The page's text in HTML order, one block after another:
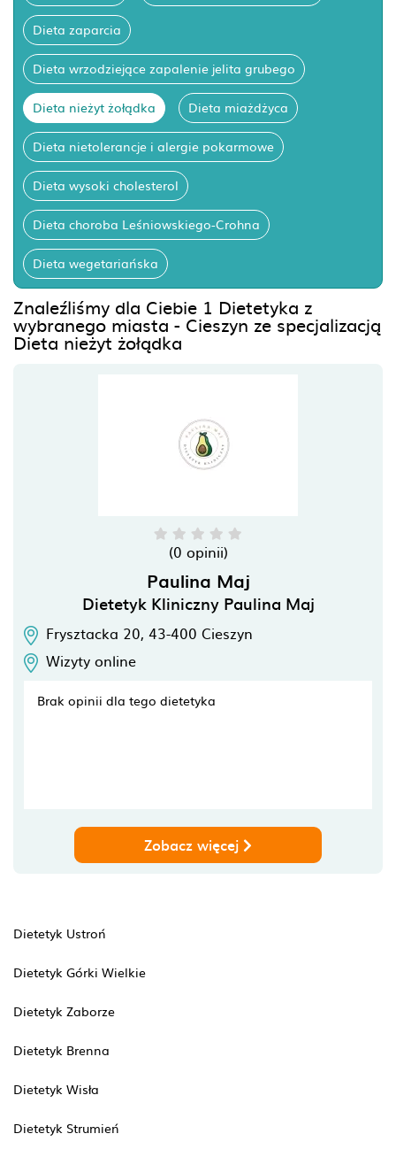
Dieta zaparcia
Dieta wrzodziejące zapalenie jelita grubego
Dieta nieżyt żołądka Dieta miażdżyca
Dieta nietolerancje i alergie pokarmowe
Dieta wysoki cholesterol
Dieta choroba Leśniowskiego-Crohna
Dieta wegetariańska
Znaleźliśmy dla Ciebie 1 Dietetyka z
wybranego miasta - Cieszyn ze specjalizacją
Dieta nieżyt żołądka
(0 opinii)
Paulina Maj
Dietetyk Kliniczny Paulina Maj
Frysztacka 20, 43-400 Cieszyn
Wizyty online
Brak opinii dla tego dietetyka
Zobacz więcej
Dietetyk Ustroń
Dietetyk Górki Wielkie
Dietetyk Zaborze
Dietetyk Brenna
Dietetyk Wisła
Dietetyk Strumień